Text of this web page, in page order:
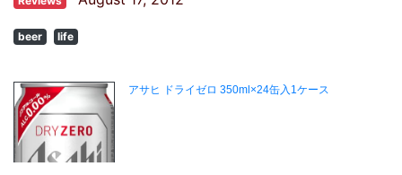
beer life